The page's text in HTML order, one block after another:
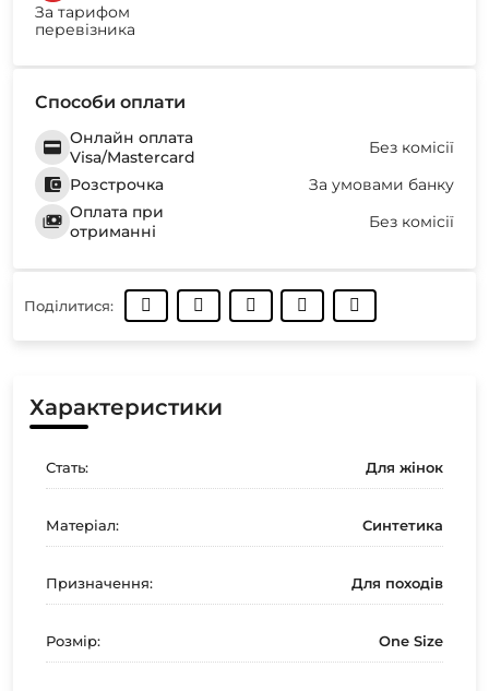
За тарифом
перевізника
Способи оплати
Онлайн оплата
Visa/Mastercard
Без комісії
Розстрочка
За умовами банку
Оплата при
отриманні
Без комісії
Поділитися:
Характеристики
Стать: Для жінок
Матеріал: Синтетика
Призначення: Для походів
Розмір: One Size